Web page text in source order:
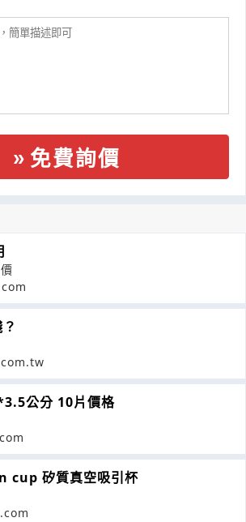
免費詢價
公分 10片價格
矽質真空吸引杯